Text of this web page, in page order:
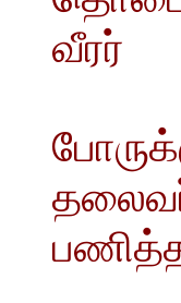
வீரர்